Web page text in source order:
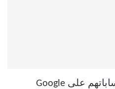
يربط غالبية الأشخاص حساباتهم على Google